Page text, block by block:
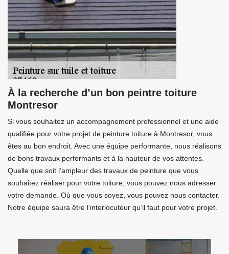
À la recherche d’un bon peintre toiture
Montresor
Si vous souhaitez un accompagnement professionnel et une aide
qualifiée pour votre projet de peinture toiture à Montresor, vous
êtes au bon endroit. Avec une équipe performante, nous réalisons
de bons travaux performants et à la hauteur de vos attentes.
Quelle que soit l’ampleur des travaux de peinture que vous
souhaitez réaliser pour votre toiture, vous pouvez nous adresser
votre demande. Où que vous soyez, vous pouvez nous contacter.
Notre équipe saura être l’interlocuteur qu’il faut pour votre projet.